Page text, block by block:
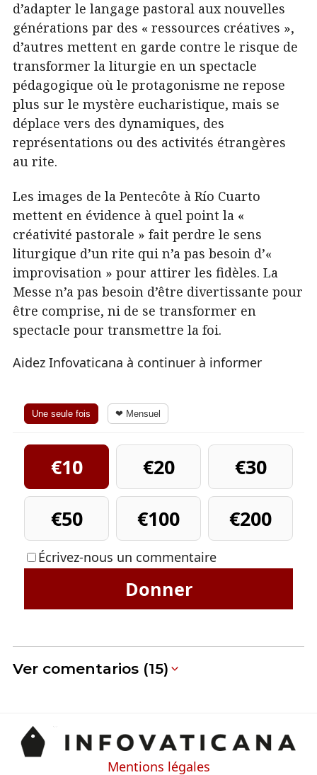
d’adapter le langage pastoral aux nouvelles
générations par des « ressources créatives »,
d’autres mettent en garde contre le risque de
transformer la liturgie en un spectacle
pédagogique où le protagonisme ne repose
plus sur le mystère eucharistique, mais se
déplace vers des dynamiques, des
représentations ou des activités étrangères
au rite.
Les images de la Pentecôte à Río Cuarto
mettent en évidence à quel point la «
créativité pastorale » fait perdre le sens
liturgique d’un rite qui n’a pas besoin d’«
improvisation » pour attirer les fidèles. La
Messe n’a pas besoin d’être divertissante pour
être comprise, ni de se transformer en
spectacle pour transmettre la foi.
Aidez Infovaticana à continuer à informer
Une seule fois ❤ Mensuel
€10 €20
€30
€50
€100 €200
Écrivez-nous un commentaire
Donner
Ver comentarios (15)
Mentions légales